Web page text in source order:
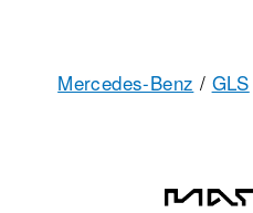
Mercedes-Benz / GLS